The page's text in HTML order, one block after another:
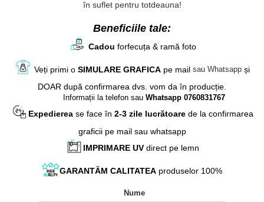
în suflet pentru totdeauna!
Beneficiile tale:
Cadou forfecuța & ramă foto
Veți primi o SIMULARE GRAFICA pe mail sau Whatsapp și
DOAR după confirmarea dvs. vom da în producție.
Informații la telefon sau Whatsapp 0760831767
Expedierea se face în 2-3 zile lucrătoare de la confirmarea
graficii pe mail sau whatsapp
IMPRIMARE UVdirect pe lemn
GARANTĂM CALITATEA produselor 100%
Nume